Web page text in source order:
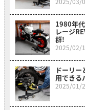
1980年
レージ
群!
2025/02/
ドーリ
用できる
2025/01/